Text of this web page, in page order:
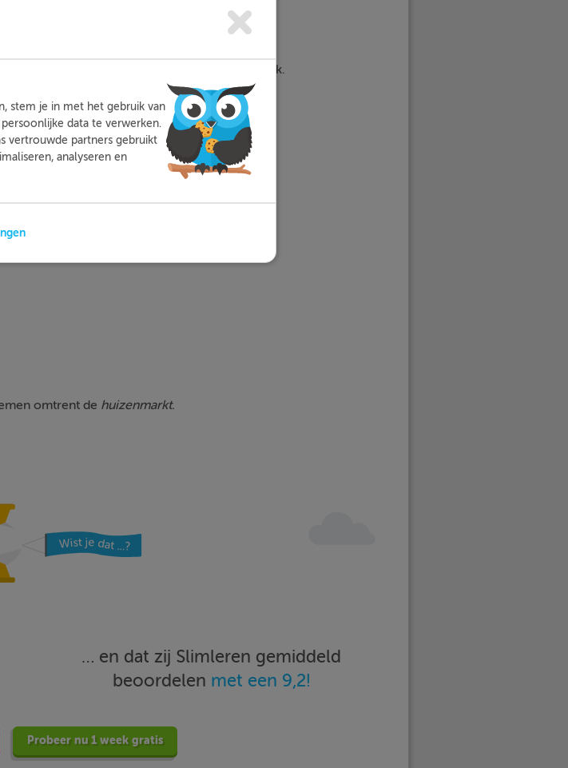
staat.
zin wordt met woorden op de verkeerde plek.
de .......
omtrent de huizenmarkt.
… en dat zij Slimleren gemiddeld
beoordelen met een 9,2!
Probeer nu 1 week gratis
stem je in met het gebruik van
data te verwerken.
vertrouwde partners gebruikt
analyseren en